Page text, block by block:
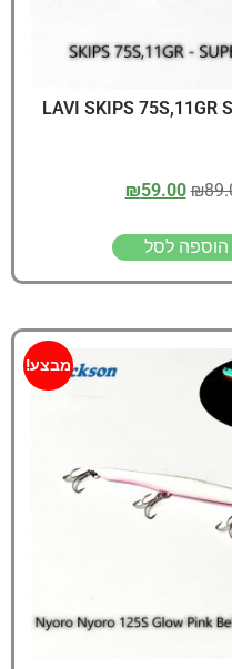
LAVI SKIPS 75S,11GR
₪
₪59.00
הוספה לסל
מבצע!